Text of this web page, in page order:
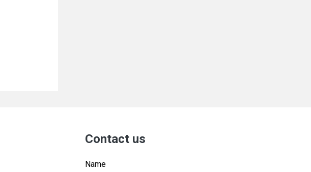
Contact us
Name